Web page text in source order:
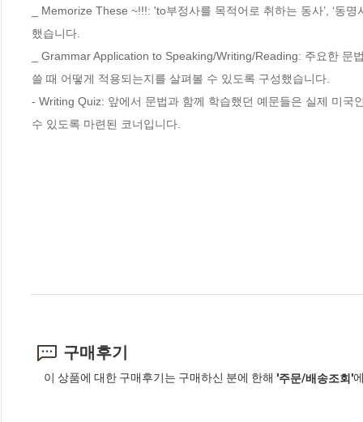
_ Memorize These ~!!!: 'to부정사를 목적어로 취하는 동사’, ‘동
했습니다.
_ Grammar Application to Speaking/Writing/Reading: 주요한
쓸 때 어떻게 적용되는지를 살펴볼 수 있도록 구성했습니다.
- Writing Quiz: 앞에서 문법과 함께 학습했던 예문들은 실제 미
수 있도록 마련된 코너입니다.
구매후기
이 상품에 대한 구매후기는 구매하신 분에 한해 '주문/배송조회'